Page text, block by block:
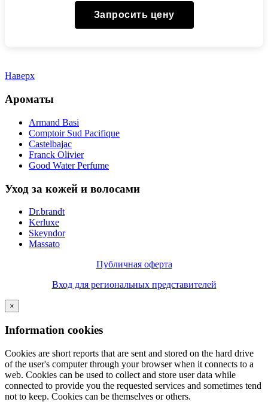
Запросить цену
Наверх
Ароматы
Armand Basi
Comptoir Sud Pacifique
Castelbajac
Franck Olivier
Good Water Perfume
Уход за кожей и волосами
Dr.brandt
Kerluxe
Skeyndor
Massato
Публичная оферта
Вход для региональных представителей
×
Information cookies
Cookies are short reports that are sent and stored on the hard drive
of the user's computer through your browser when it connects to a
web. Cookies can be used to collect and store user data while
connected to provide you the requested services and sometimes tend
not to keep. Cookies can be themselves or others.